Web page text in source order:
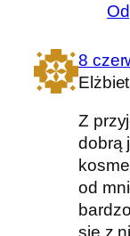
8
Z
dobrą
od
się z